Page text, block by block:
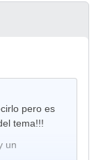
pero es
tema!!!
un